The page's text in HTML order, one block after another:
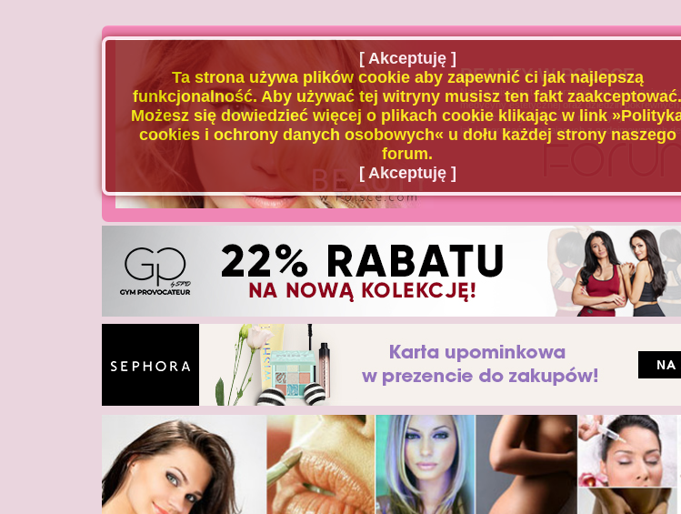
BEAUTY W POLSCE
Naszą misją jest poszerzanie wiedzy u pacjenta
medycyny estetycznej oraz dziedzin
i ograniczeń tych dziedzin medycyny, oraz
jak i zagrożeń wynikających z podejmowanych
[ Akceptuję ]
Ta strona używa plików cookie aby zapewnić ci jak najlepszą
funkcjonalność. Aby używać tej witryny musisz ten fakt zaakceptować.
Możesz się dowiedzieć więcej o plikach cookie klikając w link
cookies i ochrony danych osobowych« u dołu każdej strony naszego
forum.
[ Akceptuję ]